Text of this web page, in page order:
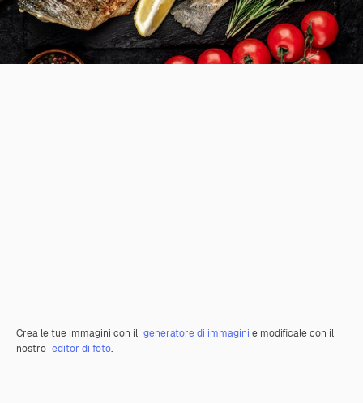
Crea le tue immagini con il generatore di immagini e modificale con il
nostro editor di foto.